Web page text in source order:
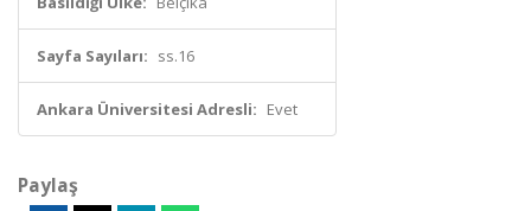
Sayfa Sayıları: ss.16
Ankara Üniversitesi Adresli: Evet
Paylaş